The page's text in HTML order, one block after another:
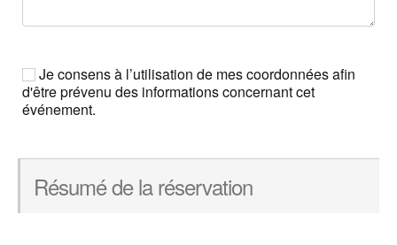
Je consens à l’utilisation de mes coordonnées afin
d'être prévenu des informations concernant cet
événement.
Résumé de la réservation